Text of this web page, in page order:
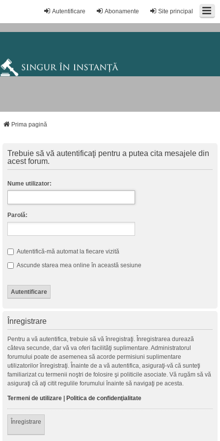
Site principal
Abonamente
Autentificare
Prima pagină
Trebuie să vă autentificaţi pentru a putea cita mesajele din
acest forum.
Nume utilizator:
Parolă:
Autentifică-mă automat la fiecare vizită
Ascunde starea mea online în această sesiune
Înregistrare
Pentru a vă autentifica, trebuie să vă înregistraţi. Înregistrarea durează
câteva secunde, dar vă va oferi facilităţi suplimentare. Administratorul
forumului poate de asemenea să acorde permisiuni suplimentare
utilizatorilor înregistraţi. Înainte de a vă autentifica, asiguraţi-vă că sunteţi
familiarizat cu termenii noştri de folosire şi politicile asociate. Vă rugăm să vă
asiguraţi că aţi citit regulile forumului înainte să navigaţi pe acesta.
Termeni de utilizare Politica de confidenţialitate
Înregistrare